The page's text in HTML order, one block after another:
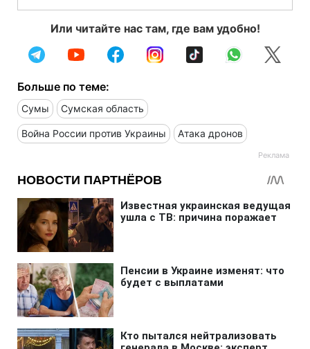
Или читайте нас там, где вам удобно!
Больше по теме:
Сумы Сумская область
Война России против Украины Атака дронов